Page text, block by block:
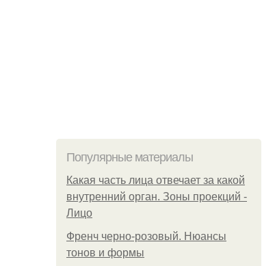
Популярные материалы
Какая часть лица отвечает за какой
внутренний орган. Зоны проекций -
Лицо
Френч черно-розовый. Нюансы
тонов и формы